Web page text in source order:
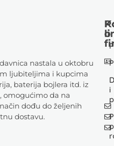
nastala u oktobru
ljubiteljima i kupcima
baterija bojlera itd. iz
omogućimo da na
dođu do željenih
dostavu.
i
o